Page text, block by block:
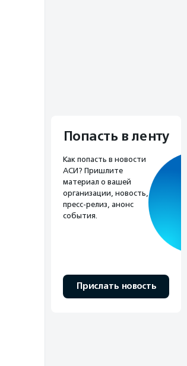
Попасть в ленту
Как попасть в новости
АСИ? Пришлите
материал о вашей
организации, новость,
пресс-релиз, анонс
события.
Прислать новость